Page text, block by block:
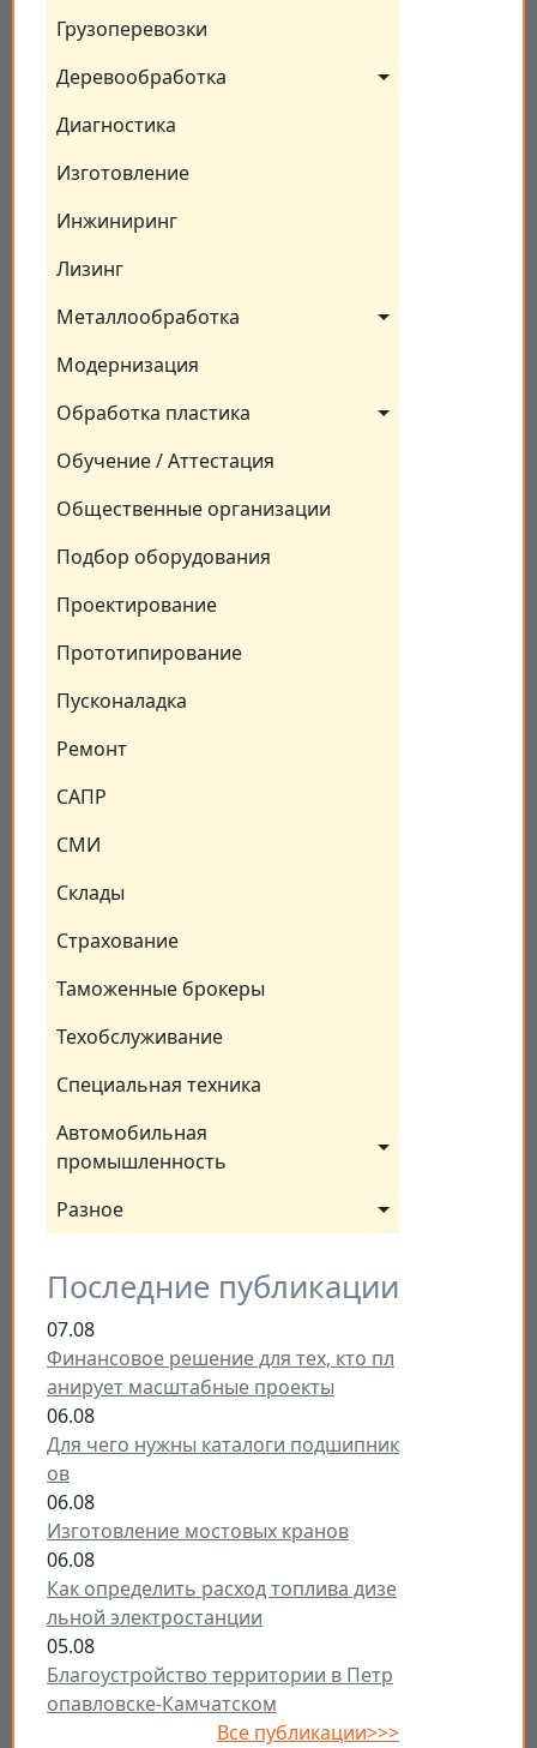
Грузоперевозки
Деревообработка
Диагностика
Изготовление
Инжиниринг
Лизинг
Металлообработка
Модернизация
Обработка пластика
Обучение / Аттестация
Общественные организации
Подбор оборудования
Проектирование
Прототипирование
Пусконаладка
Ремонт
САПР
СМИ
Склады
Страхование
Таможенные брокеры
Техобслуживание
Специальная техника
Автомобильная
промышленность
Разное
Последние публикации
07.08
Финансовое решение для тех, кто пл
анирует масштабные проекты
06.08
Для чего нужны каталоги подшипник
ов
06.08
Изготовление мостовых кранов
06.08
Как определить расход топлива дизе
льной электростанции
05.08
Благоустройство территории в Петр
опавловске-Камчатском
Все публикации>>>